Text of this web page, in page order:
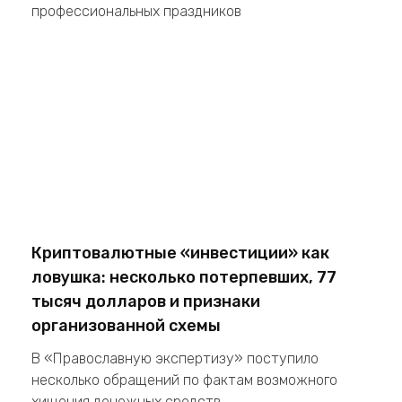
профессиональных праздников
Криптовалютные «инвестиции» как
ловушка: несколько потерпевших, 77
тысяч долларов и признаки
организованной схемы
В «Православную экспертизу» поступило
несколько обращений по фактам возможного